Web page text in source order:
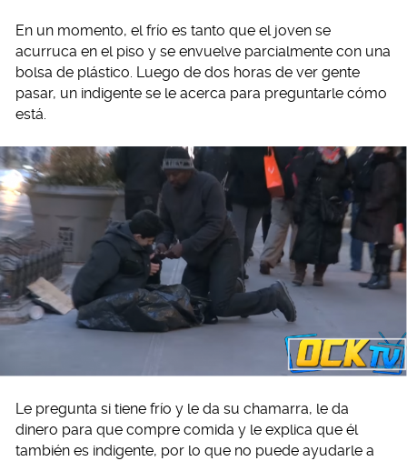
En un momento, el frío es tanto que el joven se
acurruca en el piso y se envuelve parcialmente con una
bolsa de plástico. Luego de dos horas de ver gente
pasar, un indigente se le acerca para preguntarle cómo
está.
Le pregunta si tiene frío y le da su chamarra, le da
dinero para que compre comida y le explica que él
también es indigente, por lo que no puede ayudarle a